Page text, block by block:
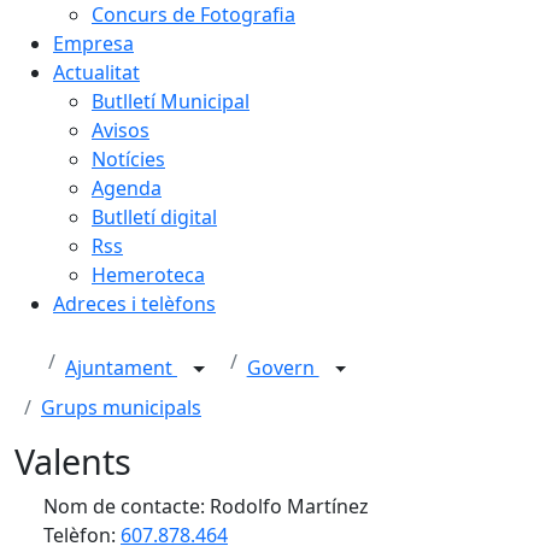
Concurs de Fotografia
Empresa
Actualitat
Butlletí Municipal
Avisos
Notícies
Agenda
Butlletí digital
Rss
Hemeroteca
Adreces i telèfons
Ajuntament
Govern
Grups municipals
Valents
Nom de contacte: Rodolfo Martínez
Telèfon: 607.878.464